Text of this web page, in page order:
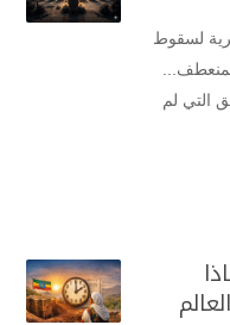
لسقوط
المنعطف...
التي لم